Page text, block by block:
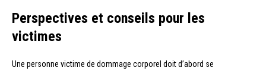
Perspectives et conseils pour les
victimes
Une personne victime de dommage corporel doit d’abord se